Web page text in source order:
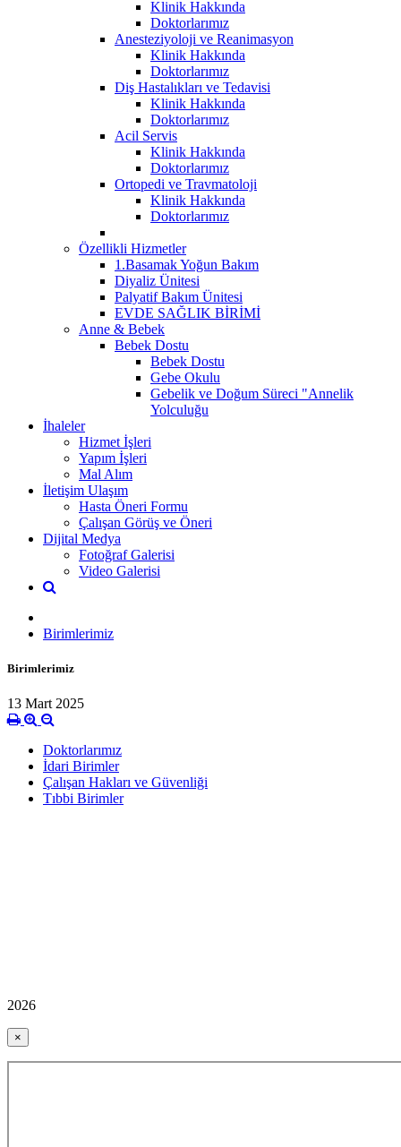
Klinik Hakkında
Doktorlarımız
Anesteziyoloji ve Reanimasyon
Klinik Hakkında
Doktorlarımız
Diş Hastalıkları ve Tedavisi
Klinik Hakkında
Doktorlarımız
Acil Servis
Klinik Hakkında
Doktorlarımız
Ortopedi ve Travmatoloji
Klinik Hakkında
Doktorlarımız
Özellikli Hizmetler
1.Basamak Yoğun Bakım
Diyaliz Ünitesi
Palyatif Bakım Ünitesi
EVDE SAĞLIK BİRİMİ
Anne & Bebek
Bebek Dostu
Bebek Dostu
Gebe Okulu
Gebelik ve Doğum Süreci "Annelik
Yolculuğu
İhaleler
Hizmet İşleri
Yapım İşleri
Mal Alım
İletişim Ulaşım
Hasta Öneri Formu
Çalışan Görüş ve Öneri
Dijital Medya
Fotoğraf Galerisi
Video Galerisi
Birimlerimiz
Birimlerimiz
13 Mart 2025
Doktorlarımız
İdari Birimler
Çalışan Hakları ve Güvenliği
Tıbbi Birimler
2026
×